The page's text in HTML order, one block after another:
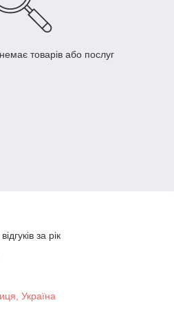
товарів або послуг
за рік
Україна